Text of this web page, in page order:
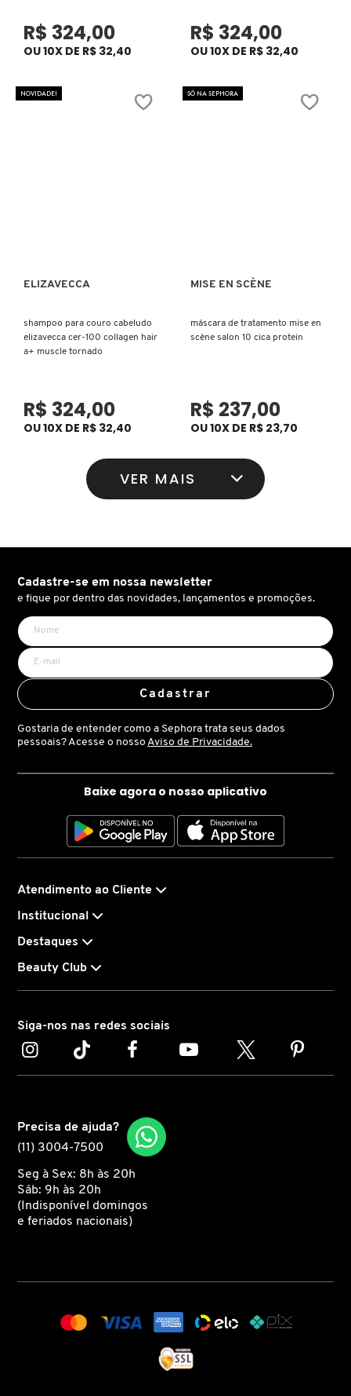
JO MALONE LONDON
KORRES
KYLIE COSMETICS
LACOSTE
LANCÔME
LANEIGE
LA PRAIRIE
MAB - MARCO ANTONIO DE BIAGGI
MAC
MARC JACOBS
MARI MARIA
MARINA SMITH
MICHAEL KORS
MISE EN SCÈNE
R$ 324,00
OU 10X DE R$ 32,40
R$ 324,00
OU 10X DE R$ 32,40
Ver mais
ELIZAVECCA
shampoo para couro cabeludo
elizavecca cer-100 collagen hair
a+ muscle tornado
R$ 324,00
OU 10X DE R$ 32,40
NOVIDADE!
Ver mais
MISE EN SCÈNE
máscara de tratamento mise en
scène salon 10 cica protein
R$ 237,00
OU 10X DE R$ 23,70
SÓ NA SEPHORA
VER MAIS
Cadastre-se em nossa newsletter
e fique por dentro das novidades, lançamentos e promoções.
Cadastrar
Gostaria de entender como a Sephora trata seus dados
pessoais? Acesse o nosso Aviso de Privacidade.
Baixe agora o nosso aplicativo
Atendimento ao Cliente
Institucional
Destaques
Beauty Club
Siga-nos nas redes sociais
Precisa de ajuda?
(11) 3004-7500
Seg à Sex: 8h às 20h
Sáb: 9h às 20h
(Indisponível domingos
e feriados nacionais)